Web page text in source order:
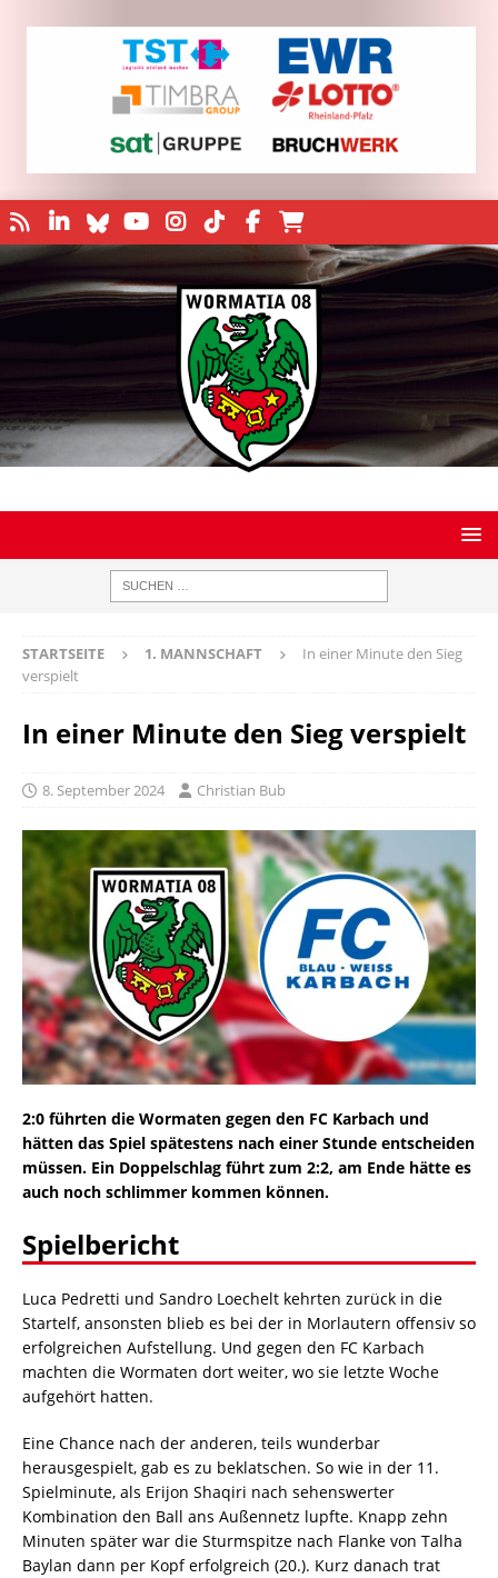
STARTSEITE 1. MANNSCHAFT
In einer Minute den Sieg
verspielt
In einer Minute den Sieg verspielt
8. September 2024 Christian Bub
2:0 führten die Wormaten gegen den FC Karbach und
hätten das Spiel spätestens nach einer Stunde entscheiden
müssen. Ein Doppelschlag führt zum 2:2, am Ende hätte es
auch noch schlimmer kommen können.
Spielbericht
Luca Pedretti und Sandro Loechelt kehrten zurück in die
Startelf, ansonsten blieb es bei der in Morlautern offensiv so
erfolgreichen Aufstellung. Und gegen den FC Karbach
machten die Wormaten dort weiter, wo sie letzte Woche
aufgehört hatten.
Eine Chance nach der anderen, teils wunderbar
herausgespielt, gab es zu beklatschen. So wie in der 11.
Spielminute, als Erijon Shaqiri nach sehenswerter
Kombination den Ball ans Außennetz lupfte. Knapp zehn
Minuten später war die Sturmspitze nach Flanke von Talha
Baylan dann per Kopf erfolgreich (20.). Kurz danach trat